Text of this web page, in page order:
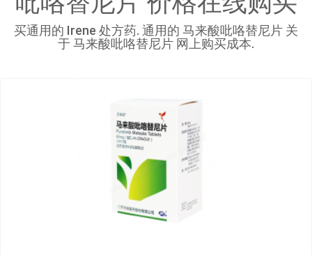
买通用的 Irene 处方药. 通用的 马来酸吡咯替尼片 关
于 马来酸吡咯替尼片 网上购买成本.